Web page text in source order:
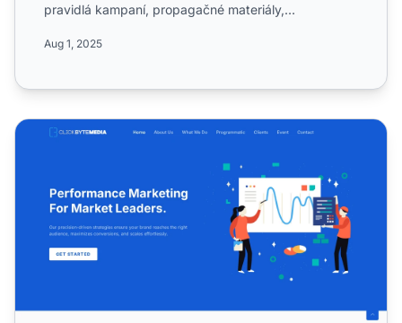
pravidlá kampaní, propagačné materiály,
Aug 1, 2025
Affiliate program ClickByte Media